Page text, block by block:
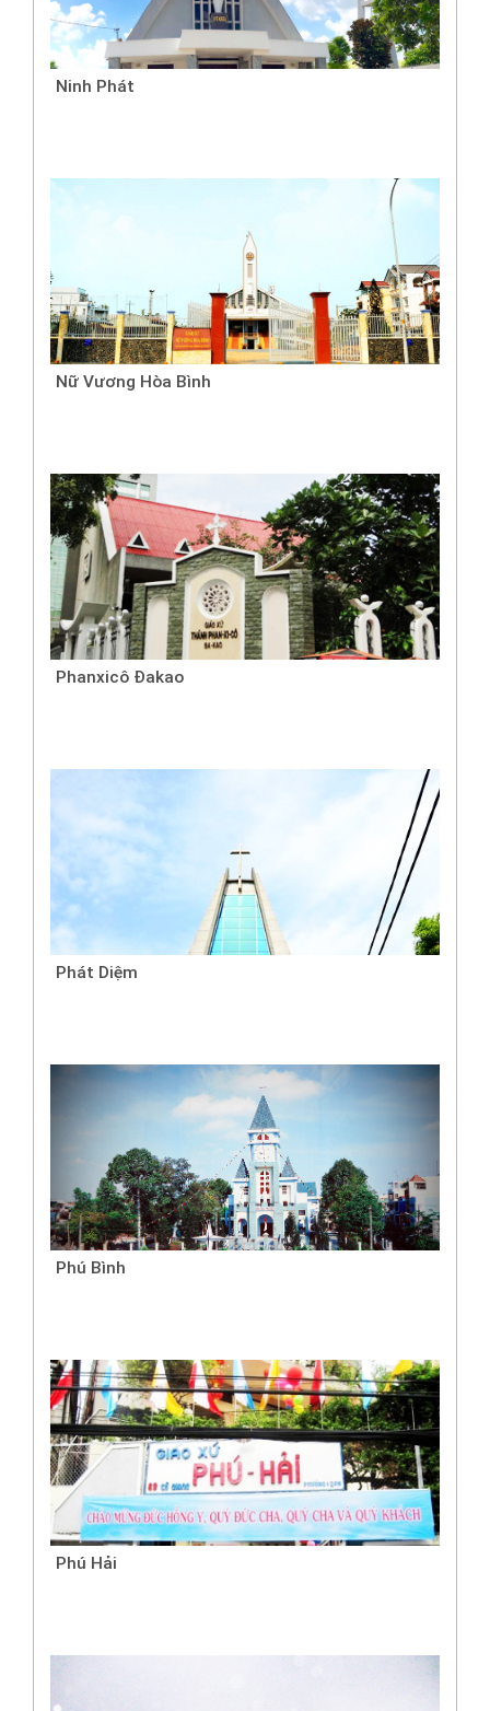
Ninh Phát
Nữ Vương Hòa Bình
Phanxicô Đakao
Phát Diệm
Phú Bình
Phú Hải